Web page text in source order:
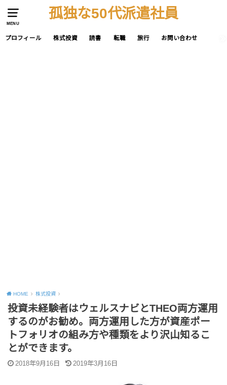
MENU
孤独な50代派遣社員
プロフィール 株式投資 読書 転職 旅行 お問い合わせ
HOME 株式投資
投資未経験者はウェルスナビとTHEO両方運用
するのがお勧め。両方運用した方が資産ポー
トフォリオの組み方や種類をより沢山知るこ
とができます。
2018年9月16日 2019年3月16日